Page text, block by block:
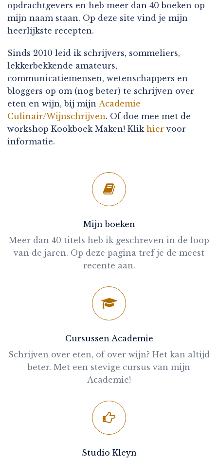
opdrachtgevers en heb meer dan 40 boeken op
mijn naam staan. Op deze site vind je mijn
heerlijkste recepten.
Sinds 2010 leid ik schrijvers, sommeliers,
lekkerbekkende amateurs,
communicatiemensen, wetenschappers en
bloggers op om (nog beter) te schrijven over
eten en wijn, bij mijn Academie
Culinair/Wijnschrijven. Of doe mee met de
workshop Kookboek Maken! Klik hier voor
informatie.
Mijn boeken
Meer dan 40 titels heb ik geschreven in de loop
van de jaren. Op deze pagina tref je de meest
recente aan.
Cursussen Academie
Schrijven over eten, of over wijn? Het kan altijd
beter. Met een stevige cursus van mijn
Academie!
Studio Kleyn